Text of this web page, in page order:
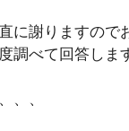
に謝りますので
調べて回答しま
、、